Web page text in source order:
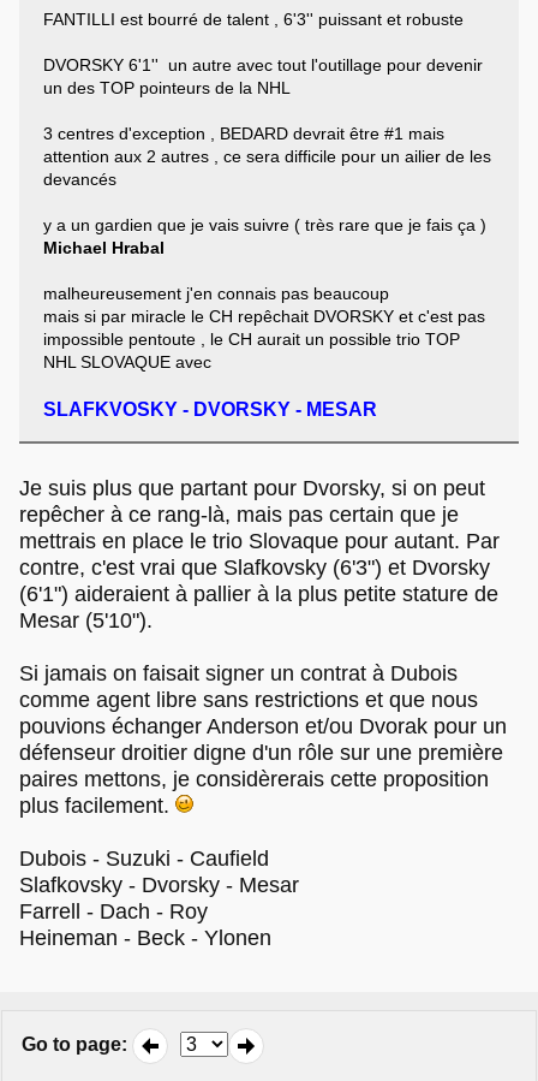
FANTILLI est bourré de talent , 6'3'' puissant et robuste
DVORSKY 6'1'' un autre avec tout l'outillage pour devenir
un des TOP pointeurs de la NHL
3 centres d'exception , BEDARD devrait être #1 mais
attention aux 2 autres , ce sera difficile pour un ailier de les
devancés
y a un gardien que je vais suivre ( très rare que je fais ça )
Michael Hrabal
malheureusement j'en connais pas beaucoup
mais si par miracle le CH repêchait DVORSKY et c'est pas
impossible pentoute , le CH aurait un possible trio TOP
NHL SLOVAQUE avec
SLAFKVOSKY - DVORSKY - MESAR
Je suis plus que partant pour Dvorsky, si on peut
repêcher à ce rang-là, mais pas certain que je
mettrais en place le trio Slovaque pour autant. Par
contre, c'est vrai que Slafkovsky (6'3") et Dvorsky
(6'1") aideraient à pallier à la plus petite stature de
Mesar (5'10").
Si jamais on faisait signer un contrat à Dubois
comme agent libre sans restrictions et que nous
pouvions échanger Anderson et/ou Dvorak pour un
défenseur droitier digne d'un rôle sur une première
paires mettons, je considèrerais cette proposition
plus facilement.
Dubois - Suzuki - Caufield
Slafkovsky - Dvorsky - Mesar
Farrell - Dach - Roy
Heineman - Beck - Ylonen
Go to page: